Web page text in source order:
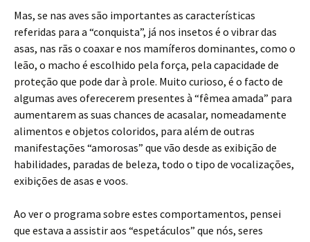
Mas, se nas aves são importantes as características
referidas para a “conquista”, já nos insetos é o vibrar das
asas, nas rãs o coaxar e nos mamíferos dominantes, como o
leão, o macho é escolhido pela força, pela capacidade de
proteção que pode dar à prole. Muito curioso, é o facto de
algumas aves oferecerem presentes à “fêmea amada” para
aumentarem as suas chances de acasalar, nomeadamente
alimentos e objetos coloridos, para além de outras
manifestações “amorosas” que vão desde as exibição de
habilidades, paradas de beleza, todo o tipo de vocalizações,
exibições de asas e voos.
Ao ver o programa sobre estes comportamentos, pensei
que estava a assistir aos “espetáculos” que nós, seres